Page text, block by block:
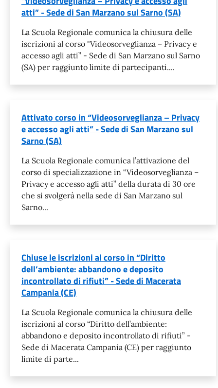
atti” - Sede di San Marzano sul Sarno (SA)
La Scuola Regionale comunica la chiusura delle
iscrizioni al corso "Videosorveglianza – Privacy e
accesso agli atti” - Sede di San Marzano sul Sarno
(SA) per raggiunto limite di partecipanti....
Attivato corso in “Videosorveglianza – Privacy
e accesso agli atti” - Sede di San Marzano sul
Sarno (SA)
La Scuola Regionale comunica l’attivazione del
corso di specializzazione in “Videosorveglianza –
Privacy e accesso agli atti” della durata di 30 ore
che si svolgerà nella sede di San Marzano sul
Sarno...
Chiuse le iscrizioni al corso in “Diritto
dell’ambiente: abbandono e deposito
incontrollato di rifiuti” - Sede di Macerata
Campania (CE)
La Scuola Regionale comunica la chiusura delle
iscrizioni al corso “Diritto dell’ambiente:
abbandono e deposito incontrollato di rifiuti” -
Sede di Macerata Campania (CE) per raggiunto
limite di parte...